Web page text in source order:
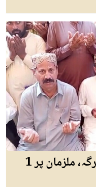
جیکب آباد: ایم پی اے کا جرگہ، ملزمان پر 1